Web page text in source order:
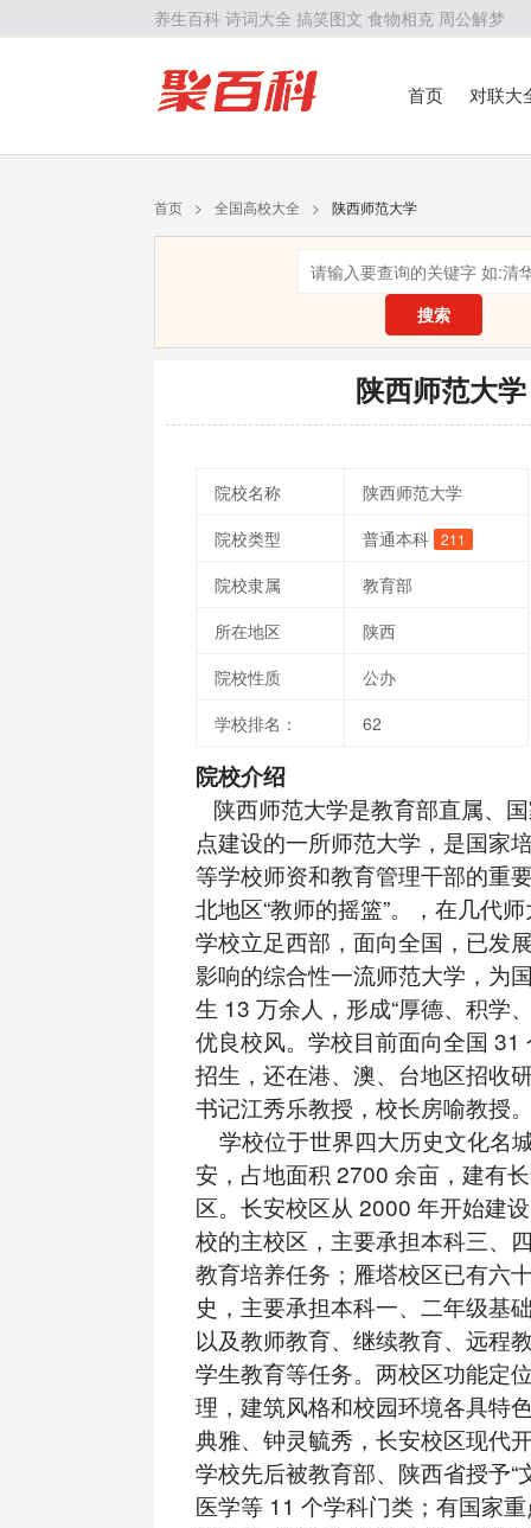
养生百科 诗词大全 搞笑图文 食物相克 周公解梦
首页
对联大
首页 > 全国高校大全 > 陕西师范大学
搜索
陕西师范大学
院校名称
陕西师范大学
院校类型
普通本科 211
院校隶属
教育部
所在地区
陕西
院校性质
公办
学校排名：
62
院校介绍
陕西师范大学是教育部直属、国
点建设的一所师范大学，是国家
等学校师资和教育管理干部的重
北地区“教师的摇篮”。，在几代
学校立足西部，面向全国，已发
影响的综合性一流师范大学，为
生 13 万余人，形成“厚德、积学
优良校风。学校目前面向全国 31
招生，还在港、澳、台地区招收
书记江秀乐教授，校长房喻教授
学校位于世界四大历史文化名
安，占地面积 2700 余亩，建有
区。长安校区从 2000 年开始建
校的主校区，主要承担本科三、
教育培养任务；雁塔校区已有六
史，主要承担本科一、二年级基
以及教师教育、继续教育、远程
学生教育等任务。两校区功能定
理，建筑风格和校园环境各具特
典雅、钟灵毓秀，长安校区现代
学校先后被教育部、陕西省授予“
医学等 11 个学科门类；有国家